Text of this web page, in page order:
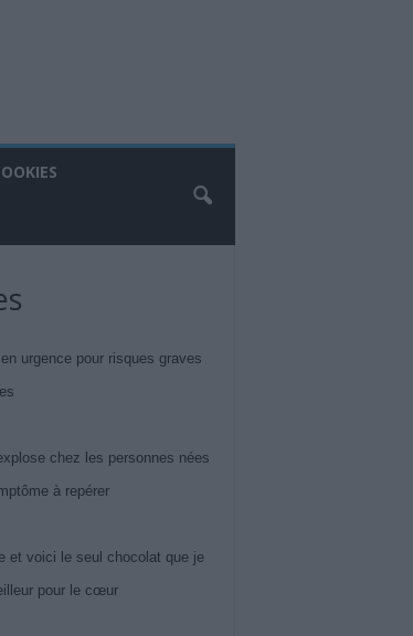
urgence pour risques graves
chez les personnes nées
à repérer
et voici le seul chocolat que je
pour le cœur